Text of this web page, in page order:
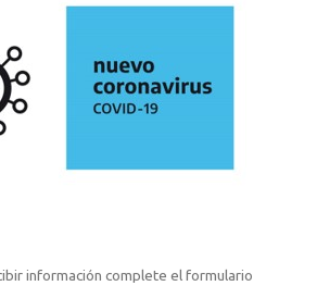
información complete el formulario